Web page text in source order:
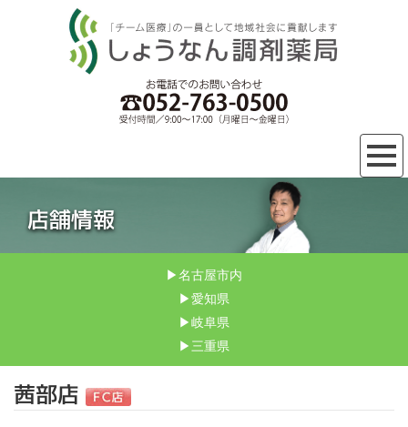
店舗情報
▶名古屋市内
▶愛知県
▶岐阜県
▶三重県
茜部店